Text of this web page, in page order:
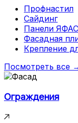
Профнастил
Сайдинг
Панели
Фасадная
Крепление
Посмотреть все
Ограждения